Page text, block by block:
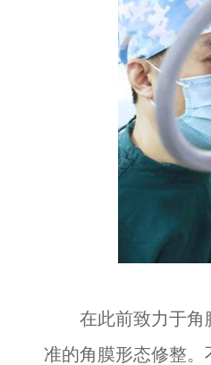
在此前致力于角膜
准的角膜形态修整